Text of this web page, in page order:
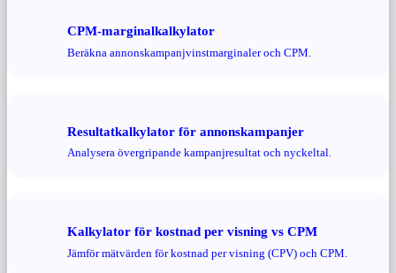
CPM-marginalkalkylator
Beräkna annonskampanjvinstmarginaler och CPM.
Resultatkalkylator för annonskampanjer
Analysera övergripande kampanjresultat och nyckeltal.
Kalkylator för kostnad per visning vs CPM
Jämför mätvärden för kostnad per visning (CPV) och CPM.